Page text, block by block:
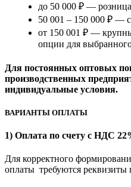
до 50 000 ₽ — розница
50 001 – 150 000 ₽ —
от 150 001 ₽ —
опции для
Для постоянных оптовых
производственных
индивидуальные условия.
ВАРИАНТЫ ОПЛАТЫ
1) Оплата по счету с НДС
Для корректного
оплаты требуются реквизиты